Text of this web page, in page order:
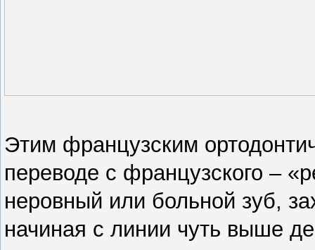
Этим французским
переводе с французского –
неровный или больной зуб,
начиная с линии чуть выше